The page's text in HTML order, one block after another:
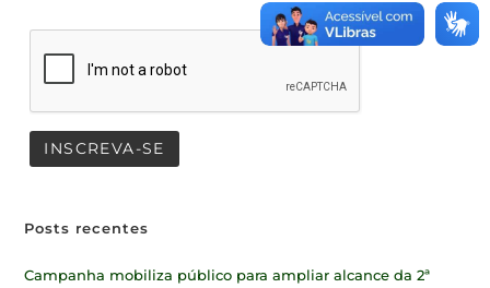
Posts recentes
Campanha mobiliza público para ampliar alcance da 2ª